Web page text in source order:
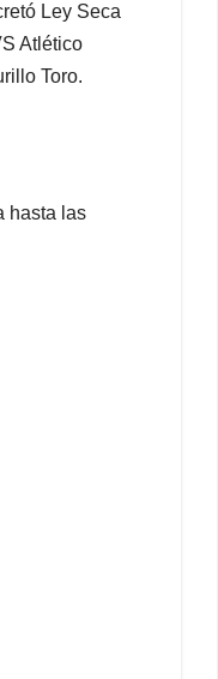
Ley Seca
Atlético
Toro.
hasta las